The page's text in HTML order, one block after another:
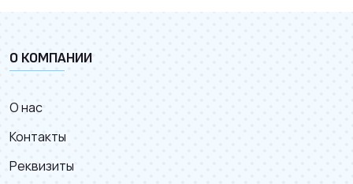
О КОМПАНИИ
О нас
Контакты
Реквизиты